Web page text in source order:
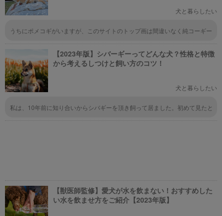
犬と暮らしたい
うちにポメコギがいますが、このサイトのトップ画は間違いなく純コーギー
足長毛です。 とりあえず、ポメコギの紹介ページで使うならば、ちゃんと
したポメコギちゃんを使って欲しいです......
【2023年版】シバーギーってどんな犬？性格と特徴
から考えるしつけと飼い方のコツ！
犬と暮らしたい
私は、10年前に知り合いからシバギーを頂き飼って居ました。初めて見たと
ました。散歩が大好きで余り吠えない犬でした。でも？病気に成り亡くなり
【獣医師監修】愛犬が水を飲まない！おすすめした
い水を飲ませ方をご紹介【2023年版】